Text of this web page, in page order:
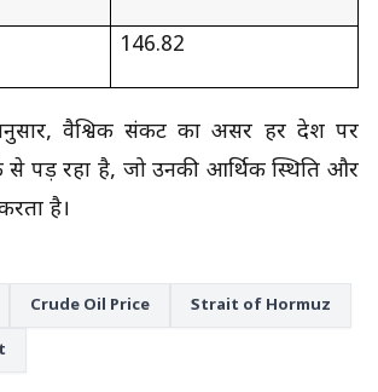
146.82
वैश्विक संकट का असर हर देश पर
पड़ रहा है, जो उनकी आर्थिक स्थिति और
है।
Crude Oil Price Strait of Hormuz